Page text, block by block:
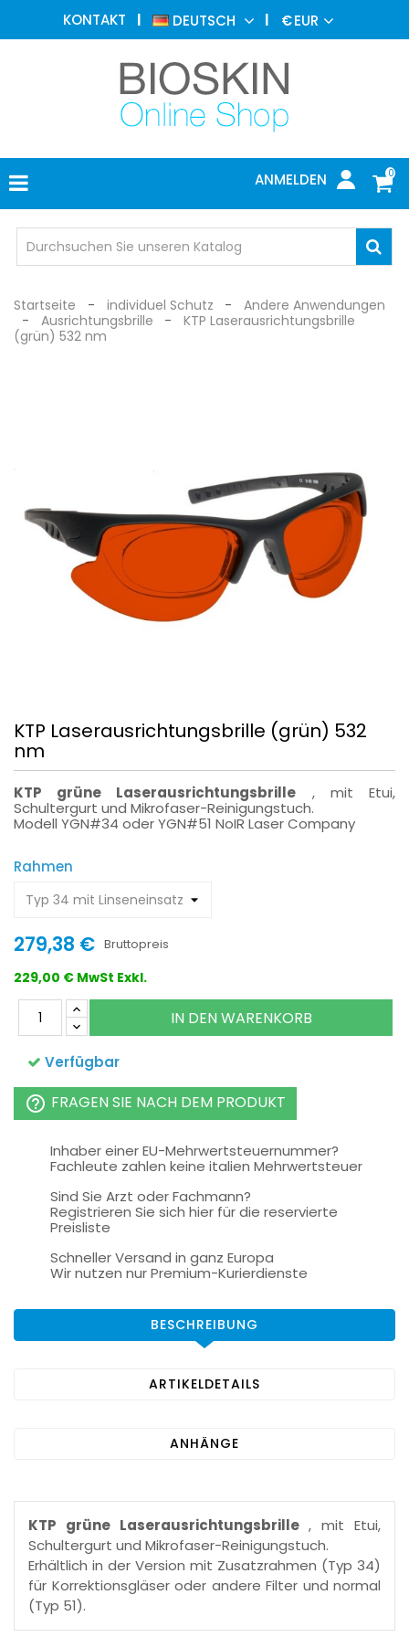
KONTAKT DEUTSCH €EUR
0
ANMELDEN
ÄSTHETISCHE
MEDIZIN
DERMATOLOGIE
PHOTOTHERAPIE
MEDIZINISCH
INDIVIDUEL
SCHUTZ
Startseite individuel Schutz
Andere Anwendungen
Ausrichtungsbrille
KTP Laserausrichtungsbrille
(grün) 532 nm
KTP Laserausrichtungsbrille (grün) 532
nm
KTP grüne Laserausrichtungsbrille , mit Etui,
Schultergurt und Mikrofaser-Reinigungstuch.
Modell YGN#34 oder YGN#51 NoIR Laser Company
Rahmen
279,38 € Bruttopreis
229,00 € MwSt Exkl.
IN DEN WARENKORB
Verfügbar
help_outline FRAGEN SIE NACH DEM PRODUKT
Inhaber einer EU-Mehrwertsteuernummer?
Fachleute zahlen keine italien Mehrwertsteuer
Sind Sie Arzt oder Fachmann?
Registrieren Sie sich hier für die reservierte
Preisliste
Schneller Versand in ganz Europa
Wir nutzen nur Premium-Kurierdienste
BESCHREIBUNG
ARTIKELDETAILS
ANHÄNGE
KTP grüne Laserausrichtungsbrille, mit Etui,
Schultergurt und Mikrofaser-Reinigungstuch.
Erhältlich in der Version mit Zusatzrahmen (Typ 34)
für Korrektionsgläser oder andere Filter und normal
(Typ 51).